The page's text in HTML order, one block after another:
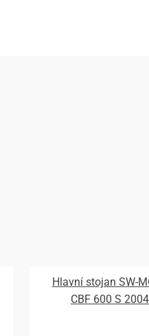
Hlavní stojan SW-
CBF 600 S